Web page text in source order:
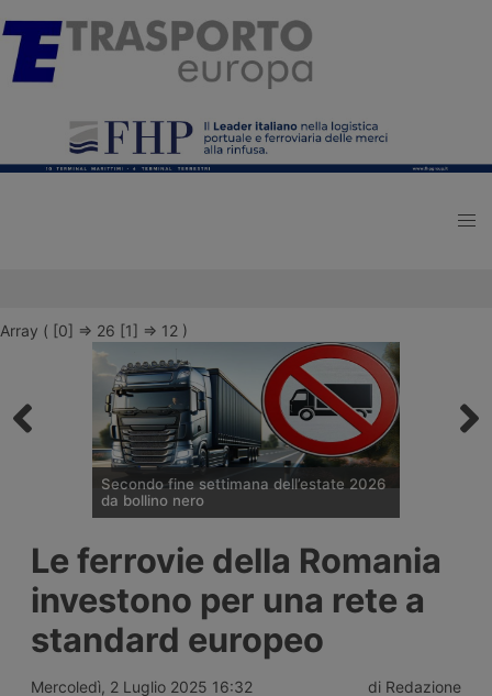
Array ( [0] => 26 [1] => 12 )
Secondo fine settimana dell’estate 2026
da bollino nero
e potenziamento del personale Anas sulla
rete nazionale nel weekend che apre la
settimana di Ferragosto, con oltre 25
milioni di spostamenti attesi tra il 7 e il 9
agosto 2026.
Le ferrovie della Romania
investono per una rete a
standard europeo
Mercoledì, 2 Luglio 2025 16:32 di Redazione